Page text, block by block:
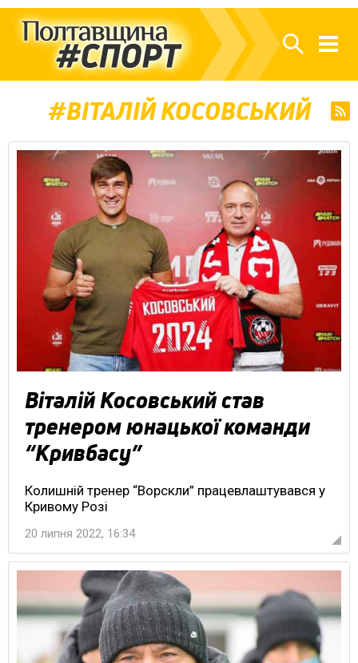
ВІТАЛІЙ КОСОВСЬКИЙ
Віталій Косовський став
тренером юнацької команди
“Кривбасу”
Колишній тренер “Ворскли” працевлаштувався у
Кривому Розі
20 липня 2022, 16:34